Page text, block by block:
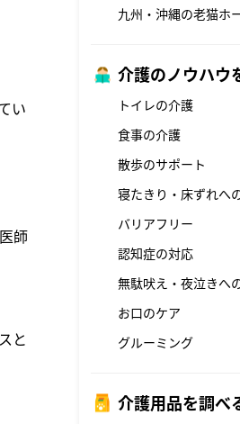
い
師
と
九州・沖縄の老猫ホ
介護のノウハウ
トイレの介護
食事の介護
散歩のサポート
寝たきり・床ずれへ
バリアフリー
認知症の対応
無駄吠え・夜泣きへ
お口のケア
グルーミング
介護用品を調べ